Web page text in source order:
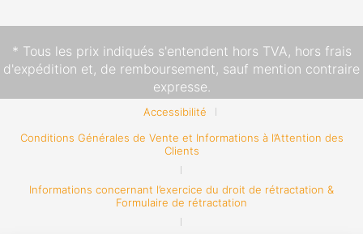
* Tous les prix indiqués s'entendent hors TVA, hors frais
d'expédition et, de remboursement, sauf mention contraire
expresse.
Accessibilité
Conditions Générales de Vente et Informations à l’Attention des
Clients
Informations concernant l’exercice du droit de rétractation &
Formulaire de rétractation